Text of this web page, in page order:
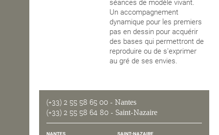
séances de modèle vivant.
Un accompagnement
dynamique pour les premiers
pas en dessin pour acquérir
des bases qui permettront de
reproduire ou de s'exprimer
au gré de ses envies.
(+33) 2 55 58 65 00 - Nantes
(+33) 2 55 58 64 80 - Saint-Nazaire
NANTES SAINT-NAZAIRE